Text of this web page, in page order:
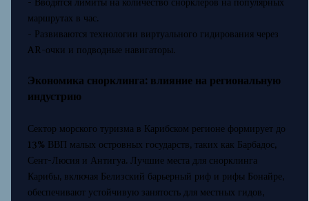
- Вводятся лимиты на количество снорклеров на популярных
маршрутах в час.
- Развиваются технологии виртуального гидирования через
AR-очки и подводные навигаторы.
Экономика снорклинга: влияние на региональную
индустрию
Сектор морского туризма в Карибском регионе формирует до
13% ВВП малых островных государств, таких как Барбадос,
Сент-Люсия и Антигуа. Лучшие места для снорклинга
Карибы, включая Белизский барьерный риф и рифы Бонайре,
обеспечивают устойчивую занятость для местных гидов,